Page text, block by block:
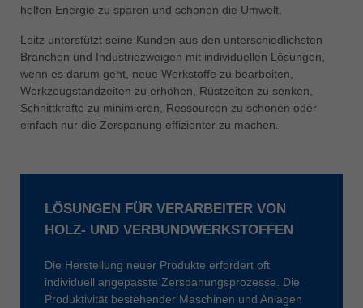
ประเทศไทย
ไทย
Україна
helfen Energie zu sparen und schonen die Umwelt.
Leitz unterstützt seine Kunden aus den unterschiedlichsten
Branchen und Industriezweigen mit individuellen Lösungen,
wenn es darum geht, neue Werkstoffe zu bearbeiten,
Werkzeugstandzeiten zu erhöhen, Rüstzeiten zu senken,
Schnittkräfte zu minimieren, Ressourcen zu schonen oder
einfach nur die Zerspanung effizienter zu machen.
LÖSUNGEN FÜR VERARBEITER VON
HOLZ- UND VERBUNDWERKSTOFFEN
Die Herstellung neuer Produkte erfordert oft
individuell angepasste Zerspanungsprozesse. Die
Produktivität bestehender Maschinen und Anlagen